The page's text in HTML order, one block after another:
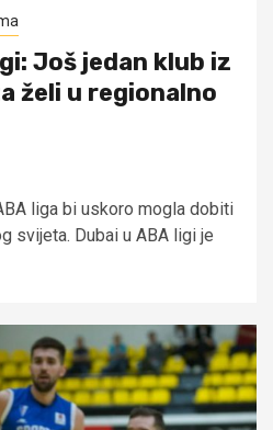
Još jedan klub iz
želi u regionalno
liga bi uskoro mogla dobiti
svijeta. Dubai u ABA ligi je